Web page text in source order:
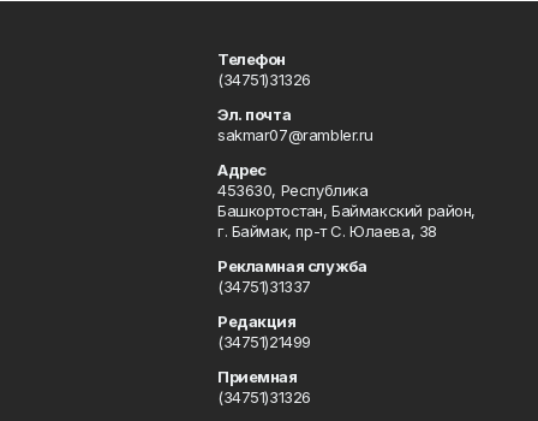
Телефон
(34751)31326
Эл. почта
sakmar07@rambler.ru
Адрес
453630, Республика
Башкортостан, Баймакский район,
г. Баймак, пр-т С. Юлаева, 38
Рекламная служба
(34751)31337
Редакция
(34751)21499
Приемная
(34751)31326